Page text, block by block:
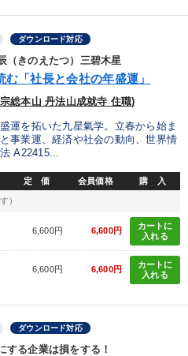
ダウンロード対応
きのえたつ）三碧木星
む「社長と会社の年盛運」
総本山 丹法山成就寺 住職)
運を拓いた九星氣学。立春から始ま
事業運、経済や社会の動向、世界情
A22415...
定 価 会員価格 購 入
）
6,600円 6,600円
カートに
入れる
6,600円 6,600円
カートに
入れる
ダウンロード対応
する企業は損をする！